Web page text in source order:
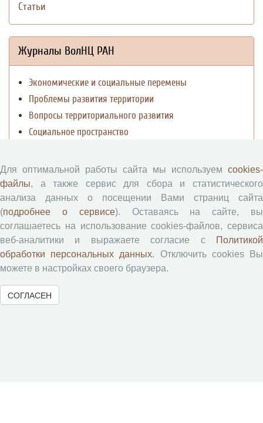
Статьи
Журналы ВолНЦ РАН
Экономические и социальные перемены
Проблемы развития территории
Вопросы территориального развития
Социальное пространство
АгроЗооТехника
Для оптимальной работы сайта мы используем cookies-
файлы, а также сервис для сбора и статистического
анализа данных о посещении Вами страниц сайта
(подробнее о сервисе). Оставаясь на сайте, вы
соглашаетесь на использование cookies-файлов, сервиса
веб-аналитики и выражаете согласие с
Политикой
обработки персональных данных. Отключить cookies Вы
можете в настройках своего браузера.
СОГЛАСЕН
© 2000-2026 Вологодский научный центр Российской
NonCommercial-NoDerivatives 4.0 International License